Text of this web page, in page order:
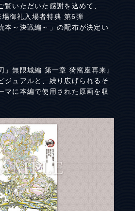
覧いただいた感謝を込めて、
御礼入場者特典 第6弾
本～決戦編～」の配布が決定い
」無限城編 第一章 猗窩座再来』
ジュアルと、繰り広げられるそ
マに本編で使用された原画を収